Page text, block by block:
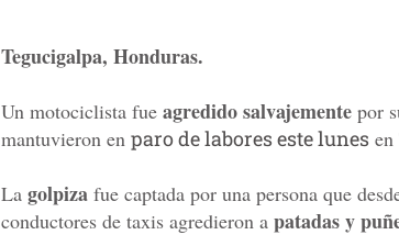
Tegucigalpa, Honduras.
Un motociclista fue agredido salvajemente por
mantuvieron en paro de labores este lunes
La golpiza fue captada por una persona que
conductores de taxis agredieron a patadas y